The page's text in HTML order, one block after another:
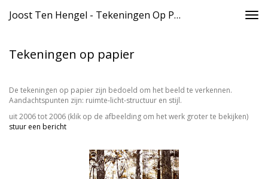
Joost Ten Hengel - Tekeningen Op Papier
Tekeningen op papier
De tekeningen op papier zijn bedoeld om het beeld te verkennen.
Aandachtspunten zijn: ruimte-licht-structuur en stijl.
uit 2006 tot 2006 (klik op de afbeelding om het werk groter te bekijken)
stuur een bericht